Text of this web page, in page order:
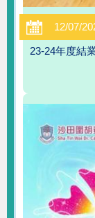
12/07/
23-24年度結